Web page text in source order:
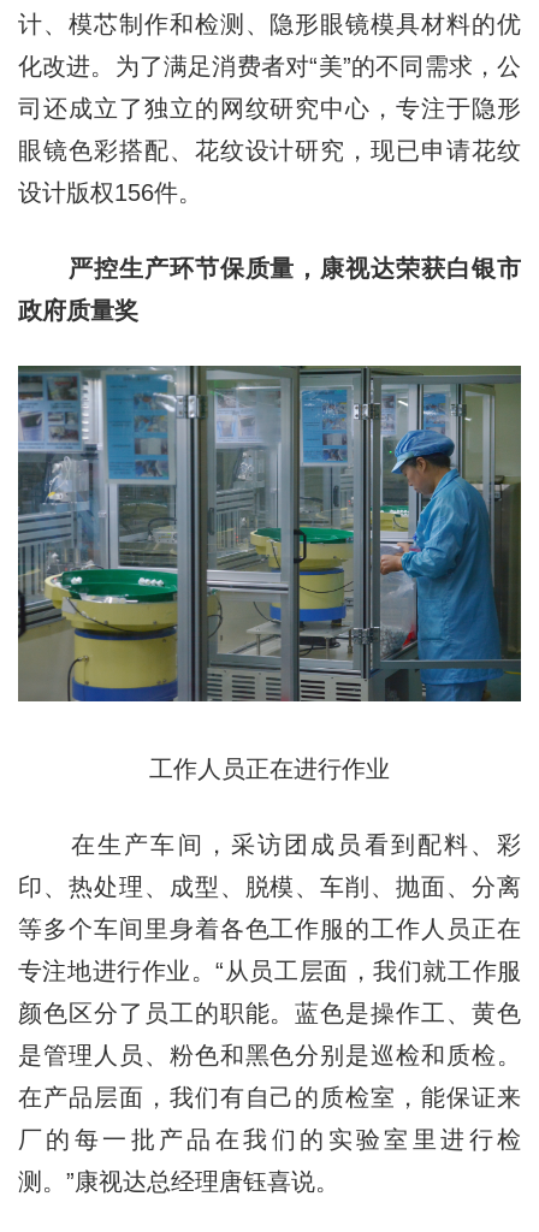
计、模芯制作和检测、隐形眼镜模具材料的优
化改进。为了满足消费者对“美”的不同需求，公
司还成立了独立的网纹研究中心，专注于隐形
眼镜色彩搭配、花纹设计研究，现已申请花纹
设计版权156件。
严控生产环节保质量，康视达荣获白银市
政府质量奖
工作人员正在进行作业
在生产车间，采访团成员看到配料、彩
印、热处理、成型、脱模、车削、抛面、分离
等多个车间里身着各色工作服的工作人员正在
专注地进行作业。“从员工层面，我们就工作服
颜色区分了员工的职能。蓝色是操作工、黄色
是管理人员、粉色和黑色分别是巡检和质检。
在产品层面，我们有自己的质检室，能保证来
厂的每一批产品在我们的实验室里进行检
测。”康视达总经理唐钰喜说。